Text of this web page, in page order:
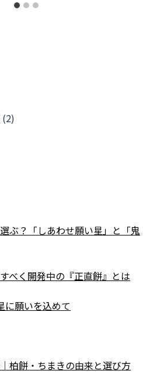
(2)
ぶ？「しあわせ願い星」と「鬼
べく開発中の『正直餅』とは
に願いを込めて
柏餅・ちまきの由来と選び方